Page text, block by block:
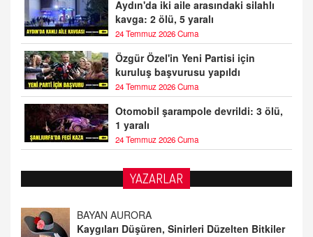
Aydın'da iki aile arasındaki silahlı
kavga: 2 ölü, 5 yaralı
24 Temmuz 2026 Cuma
Özgür Özel'in Yeni Partisi için
kuruluş başvurusu yapıldı
24 Temmuz 2026 Cuma
Otomobil şarampole devrildi: 3 ölü,
1 yaralı
24 Temmuz 2026 Cuma
YAZARLAR
DOKTOR CİVANIM
Mastürbasyon ve Tatmin: Bir Keşif Yolculuğu